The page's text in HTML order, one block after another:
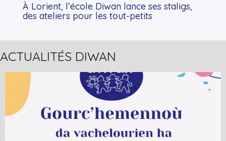
À Lorient, l’école Diwan lance ses staligs,
des ateliers pour les tout-petits
ACTUALITÉS DIWAN
+Lire la suite